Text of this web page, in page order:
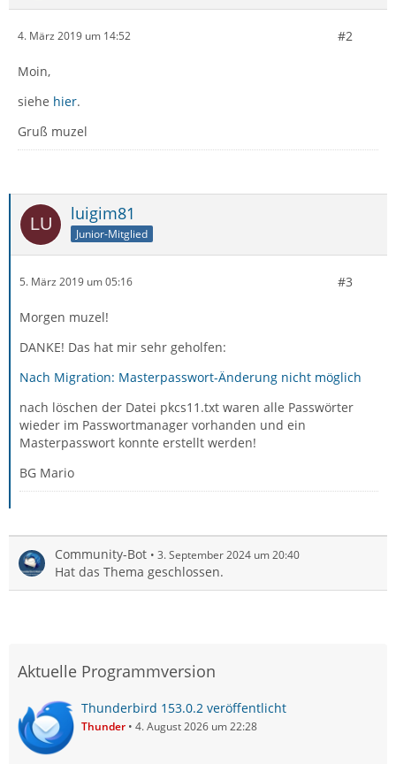
4. März 2019 um 14:52 #2
Moin,
siehe hier.
Gruß muzel
luigim81
Junior-Mitglied
5. März 2019 um 05:16 #3
Morgen muzel!
DANKE! Das hat mir sehr geholfen:
Nach Migration: Masterpasswort-Änderung nicht möglich
nach löschen der Datei pkcs11.txt waren alle Passwörter
wieder im Passwortmanager vorhanden und ein
Masterpasswort konnte erstellt werden!
BG Mario
Community-Bot 3. September 2024 um 20:40
Hat das Thema geschlossen.
Aktuelle Programmversion
Thunderbird 153.0.2 veröffentlicht
Thunder 4. August 2026 um 22:28